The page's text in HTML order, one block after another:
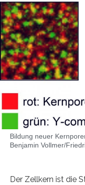
Bildung neuer
Benjamin Vollmer/
Der Zellkern ist die